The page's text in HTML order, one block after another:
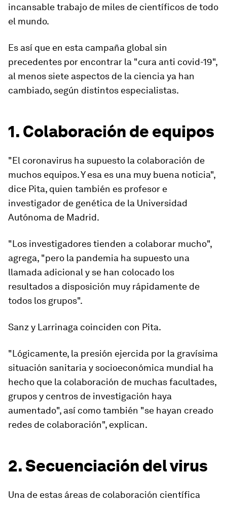
incansable trabajo de miles de científicos de todo
el mundo.
Es así que en esta campaña global sin
precedentes por encontrar la "cura anti covid-19",
al menos siete aspectos de la ciencia ya han
cambiado, según distintos especialistas.
1. Colaboración de equipos
"El coronavirus ha supuesto la colaboración de
muchos equipos. Y esa es una muy buena noticia",
dice Pita, quien también es profesor e
investigador de genética de la Universidad
Autónoma de Madrid.
"Los investigadores tienden a colaborar mucho",
agrega, "pero la pandemia ha supuesto una
llamada adicional y se han colocado los
resultados a disposición muy rápidamente de
todos los grupos".
Sanz y Larrinaga coinciden con Pita.
"Lógicamente, la presión ejercida por la gravísima
situación sanitaria y socioeconómica mundial ha
hecho que la colaboración de muchas facultades,
grupos y centros de investigación haya
aumentado", así como también "se hayan creado
redes de colaboración", explican.
2. Secuenciación del virus
Una de estas áreas de colaboración científica